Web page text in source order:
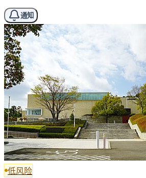
通知
低风险